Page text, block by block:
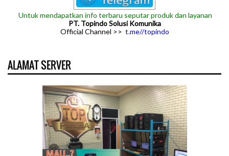
Untuk mendapatkan info terbaru seputar produk dan layanan
PT. Topindo Solusi Komunika
Official Channel >> t.me//topindo
ALAMAT SERVER